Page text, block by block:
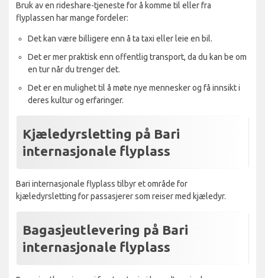
Bruk av en rideshare-tjeneste for å komme til eller fra
flyplassen har mange fordeler:
Det kan være billigere enn å ta taxi eller leie en bil.
Det er mer praktisk enn offentlig transport, da du kan be om
en tur når du trenger det.
Det er en mulighet til å møte nye mennesker og få innsikt i
deres kultur og erfaringer.
Kjæledyrsletting på Bari
internasjonale flyplass
Bari internasjonale flyplass tilbyr et område for
kjæledyrsletting for passasjerer som reiser med kjæledyr.
Bagasjeutlevering på Bari
internasjonale flyplass